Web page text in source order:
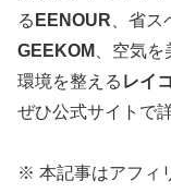
る EENOUR 、省
GEEKOM
、空気
環境を整える レイ
ぜひ公式サイトで
※ 本記事はアフィ